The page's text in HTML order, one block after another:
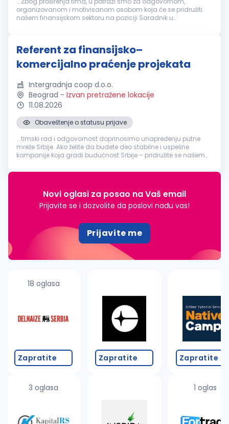
organizovanom i motivisanom osobom koja će se pridružiti
našem finansijskom sektoru na poziciji Saradnik u
Referent za finansijsko–
komercijalno praćenje projekata
Intergradnja coop d.o.o.
Beograd - Izvan pretražene lokacije
11.08.2026
Obaveštenje o statusu prijave
...timski rad i odgovornost doprinosimo unapređenju putne
mreže Srbije. Ako želite da budete deo stabilne i uspešne
kompanije koja gradi budućnost Srbije – pridružite se našem
tražimo:Referent...
Novi oglasi za posao na Vaš email
Prijavite se i dozvolite da poslovi nađu vas!
Prijavite me
18 oglasa
Zapratite
3 oglasa
Zapratite Zapratite
1 oglas